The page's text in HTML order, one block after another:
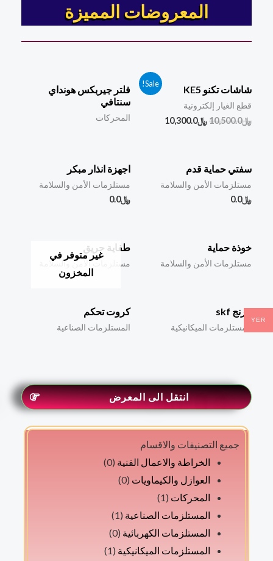
المعروضات المميزة
Sale!
شاشات تكنو KE5
قطع الغيار إلكترونية
﷼10,500.0﷼10,300.0
فلتر جيربكس هونداي
سنتافي
المحركات
سفتي حماية قدم
مستلزمات الأمن والسلامة
﷼0.0
اجهزة انذار مبكر
مستلزمات الأمن والسلامة
﷼0.0
خوذة حماية
مستلزمات الأمن والسلامة
طفاية حريق
مستلزمات الأمن والسلامة
بيرنج skf
المستلزمات الميكانيكية
غير متوفر في
المخزون
كروت تحكم
المستلزمات الصناعية
انتقل الى المعرض
جميع التصنيفات والاقسام
الخراطة والاعمال الفنية (0)
العوازل والكيماويات (0)
المحركات (1)
المستلزمات الصناعية (1)
المستلزمات الكهربائية (0)
المستلزمات الميكانيكية (1)
YER